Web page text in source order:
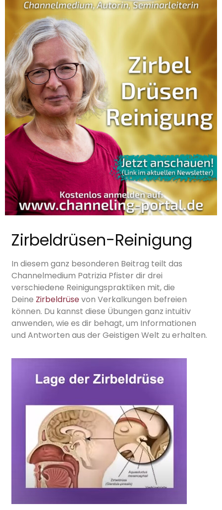
Zirbeldrüsen-Reinigung
In diesem ganz besonderen Beitrag teilt das
Channelmedium Patrizia Pfister dir drei
verschiedene Reinigungspraktiken mit, die
Deine Zirbeldrüsevon Verkalkungen befreien
können. Du kannst diese Übungen ganz intuitiv
anwenden, wie es dir behagt, um Informationen
und Antworten aus der Geistigen Welt zu erhalten.